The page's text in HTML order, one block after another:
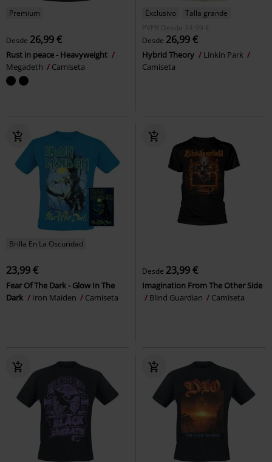
Premium
Desde 26,99 €
Rust in peace - Heavyweight
Megadeth
Camiseta
Exclusivo
Talla grande
PVPR
Desde 34,99 €
Desde 26,99 €
Hybrid Theory
Linkin Park
Camiseta
Brilla En La Oscuridad
23,99 €
Fear Of The Dark - Glow In The
Dark
Iron Maiden Camiseta
Desde 23,99 €
Imagination From The Other Side
Blind Guardian
Camiseta